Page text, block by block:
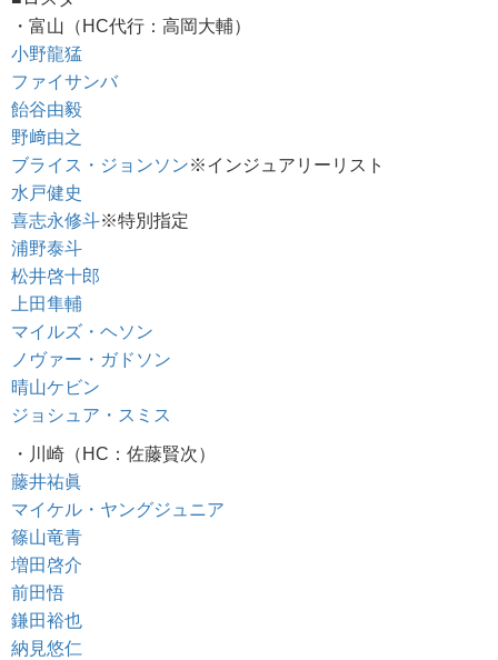
・富山（HC代行：高岡大輔）
小野龍猛
ファイサンバ
飴谷由毅
野﨑由之
ブライス・ジョンソン※インジュアリーリスト
水戸健史
喜志永修斗※特別指定
浦野泰斗
松井啓十郎
上田隼輔
マイルズ・ヘソン
ノヴァー・ガドソン
晴山ケビン
ジョシュア・スミス
・川崎（HC：佐藤賢次）
藤井祐眞
マイケル・ヤングジュニア
篠山竜青
増田啓介
前田悟
鎌田裕也
納見悠仁